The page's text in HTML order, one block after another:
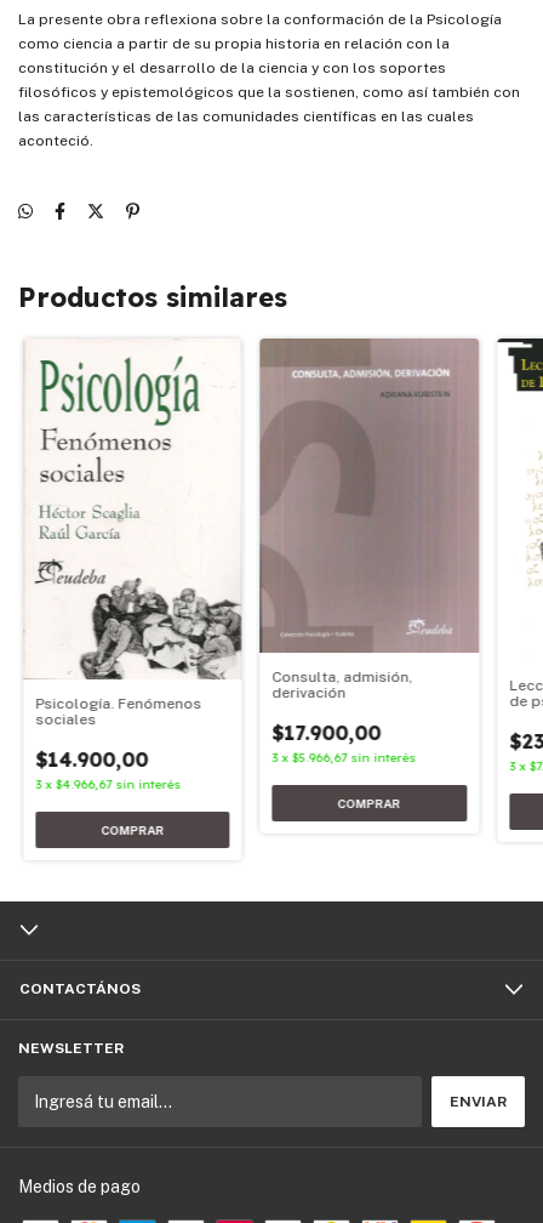
La presente obra reflexiona sobre la conformación de la Psicología
como ciencia a partir de su propia historia en relación con la
constitución y el desarrollo de la ciencia y con los soportes
filosóficos y epistemológicos que la sostienen, como así también con
las características de las comunidades científicas en las cuales
aconteció.
Productos similares
Psicología. Fenómenos
sociales
$14.900,00
3 x $4.966,67 sin interés
Consulta, admisión,
derivación
$17.900,00
3 x$5.966,67 sin interés
de
3 x
CONTACTÁNOS
NEWSLETTER
Medios de pago